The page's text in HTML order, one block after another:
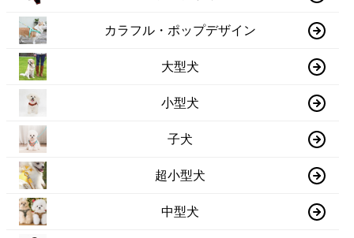
カラフル・ポップデザイン
大型犬
小型犬
子犬
超小型犬
中型犬